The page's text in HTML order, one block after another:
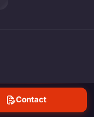
Contact